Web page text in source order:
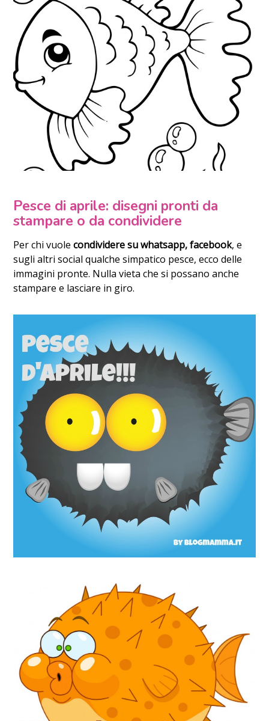
Pesce di aprile: disegni pronti da
stampare o da condividere
Per chi vuolecondividere su whatsapp, facebook, e
sugli altri social qualche simpatico pesce, ecco delle
immagini pronte. Nulla vieta che si possano anche
stampare e lasciare in giro.